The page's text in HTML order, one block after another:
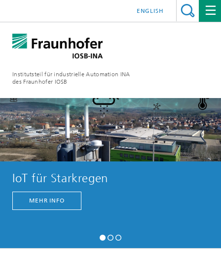
Institutsteil für industrielle Automation INA
des Fraunhofer IOSB
ENGLISH
IoT für Starkregen
MEHR INFO